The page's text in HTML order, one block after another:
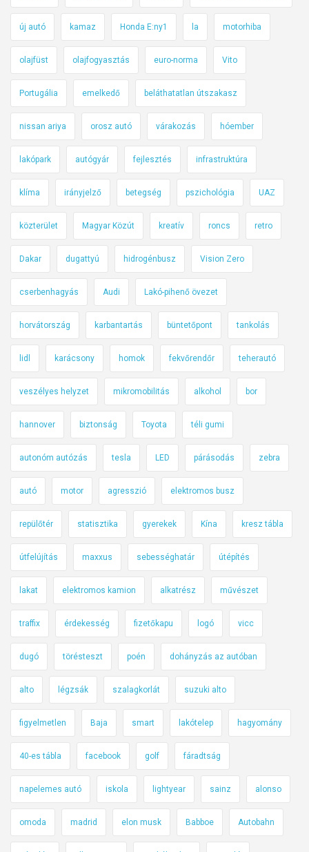
új autó kamaz Honda E:ny1 la motorhiba
olajfüst olajfogyasztás euro-norma Vito
Portugália emelkedő beláthatatlan útszakasz
nissan ariya orosz autó várakozás hóember
lakópark autógyár fejlesztés infrastruktúra
klíma irányjelző betegség pszichológia UAZ
közterület Magyar Közút kreatív roncs retro
Dakar dugattyú hidrogénbusz Vision Zero
cserbenhagyás Audi Lakó-pihenő övezet
horvátország karbantartás büntetőpont tankolás
lidl karácsony homok fekvőrendőr teherautó
veszélyes helyzet mikromobilitás alkohol bor
hannover biztonság Toyota téli gumi
autonóm autózás tesla LED párásodás zebra
autó motor agresszió elektromos busz
repülőtér statisztika gyerekek Kína kresz tábla
útfelújítás maxxus sebességhatár útépítés
lakat elektromos kamion alkatrész művészet
traffix érdekesség fizetőkapu logó vicc
dugó törésteszt poén dohányzás az autóban
alto légzsák szalagkorlát suzuki alto
figyelmetlen Baja smart lakótelep hagyomány
40-es tábla facebook golf fáradtság
napelemes autó iskola lightyear sainz alonso
omoda madrid elon musk Babboe Autobahn